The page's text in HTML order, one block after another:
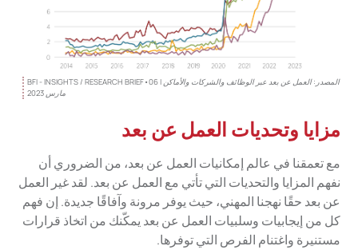
المصدر: العمل عن بعد عبر الوظائف والشركات والأماكن | BFI - INSIGHTS / RESEARCH BRIEF•06
مارس 2023
مزايا وتحديات العمل عن بعد
مع تعمقنا في عالم إمكانيات العمل عن بعد، من الضروري أن
نفهم المزايا والتحديات التي تأتي مع العمل عن بعد. لقد غير العمل
عن بعد حقًا نهجنا المهني، حيث يوفر مرونة وآفاقًا جديدة. إن فهم
كل من إيجابيات وسلبيات العمل عن بعد يمكّنك من اتخاذ قرارات
مستنيرة واغتنام الفرص التي توفرها.